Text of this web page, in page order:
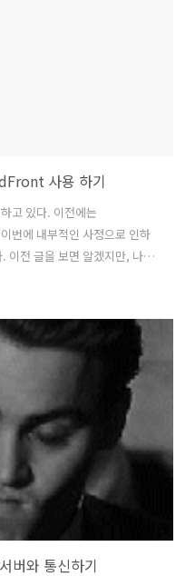
사용 하기
고 있다. 이전에는
번에 내부적인 사정으로 인하
이전 글을 보면 알겠지만, 나는
그래서 이 카테고리의 취지에
443 사실 이렇게 기
우 (S3, Dynamodb, SQS 등)
을 타지 않는 Global 서비스의
서비스명.amazon..
버와 통신하기